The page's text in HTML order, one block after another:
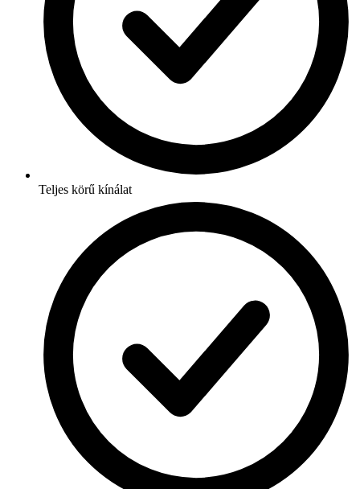
Teljes körű kínálat